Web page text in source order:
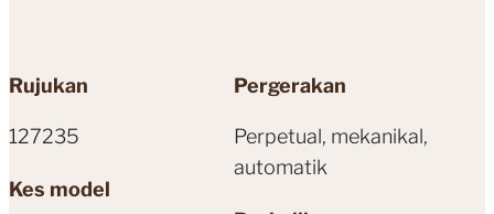
Rujukan
127235
Kes model
Pergerakan
Perpetual, mekanikal,
automatik